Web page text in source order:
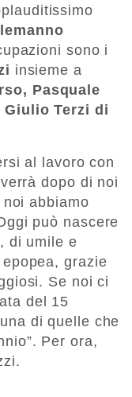
sono i
insieme a
Pasquale
Giulio Terzi di
al lavoro con
dopo di noi
abbiamo
può nascere
di umile e
grazie
Se noi ci
del 15
di quelle che
Per ora,